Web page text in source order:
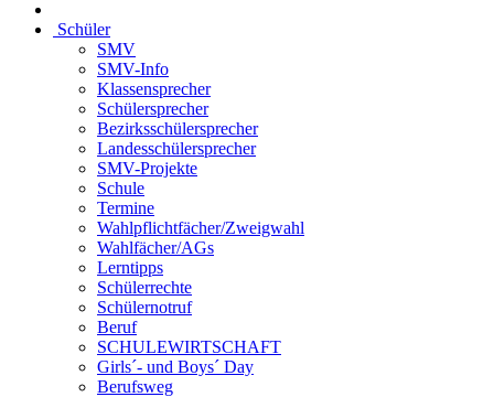
Schüler
SMV
SMV-Info
Klassensprecher
Schülersprecher
Bezirksschülersprecher
Landesschülersprecher
SMV-Projekte
Schule
Termine
Wahlpflichtfächer/Zweigwahl
Wahlfächer/AGs
Lerntipps
Schülerrechte
Schülernotruf
Beruf
SCHULEWIRTSCHAFT
Girls´- und Boys´ Day
Berufsweg